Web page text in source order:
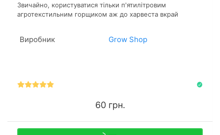
Звичайно, користуватися тільки п'ятилітровим
агротекстильним горщиком аж до харвеста вкрай
сантиметрів.
Виробник Grow Shop
60 грн.